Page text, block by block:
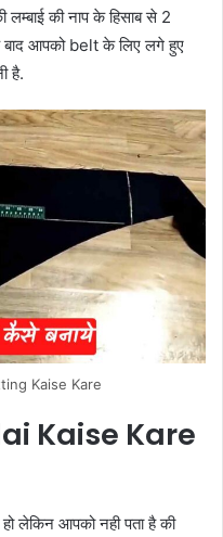
की नाप के हिसाब से 2
आपको belt के लिए लगे हुए
है.
Kaise Kare
Kaise Kare
लेकिन आपको नही पता है की